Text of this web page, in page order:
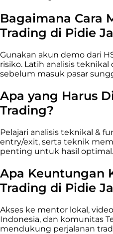
Bagaimana Cara
Trading di Pidie
Gunakan akun demo dari
risiko. Latih analisis
sebelum masuk pasar
Apa yang Harus
Trading?
Pelajari analisis teknikal &
entry/exit, serta teknik
penting untuk hasil optimal.
Apa Keuntungan
Trading di Pidie
Akses ke mentor lokal,
Indonesia, dan komunitas
mendukung perjalanan